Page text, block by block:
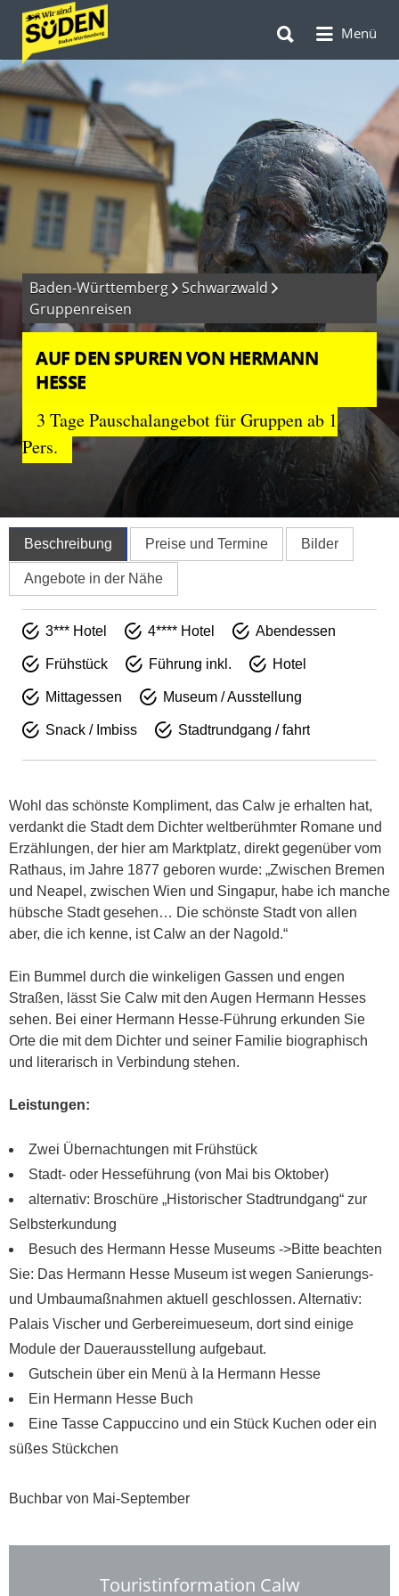
Suchen
nach:
Menü
Suchen
nach:
Baden-Württemberg
Schwarzwald
Gruppenreisen
AUF DEN SPUREN VON HERMANN
HESSE
3 Tage Pauschalangebot für Gruppen ab 1
Pers.
Beschreibung Preise und Termine Bilder
Angebote in der Nähe
3*** Hotel 4**** Hotel Abendessen
Frühstück Führung inkl. Hotel
Mittagessen Museum / Ausstellung
Snack / Imbiss Stadtrundgang / fahrt
Wohl das schönste Kompliment, das Calw je erhalten hat,
verdankt die Stadt dem Dichter weltberühmter Romane und
Erzählungen, der hier am Marktplatz, direkt gegenüber vom
Rathaus, im Jahre 1877 geboren wurde: „Zwischen Bremen
und Neapel, zwischen Wien und Singapur, habe ich manche
hübsche Stadt gesehen… Die schönste Stadt von allen
aber, die ich kenne, ist Calw an der Nagold.“
Ein Bummel durch die winkeligen Gassen und engen
Straßen, lässt Sie Calw mit den Augen Hermann Hesses
sehen. Bei einer Hermann Hesse-Führung erkunden Sie
Orte die mit dem Dichter und seiner Familie biographisch
und literarisch in Verbindung stehen.
Leistungen:
Zwei Übernachtungen mit Frühstück
Stadt- oder Hesseführung (von Mai bis Oktober)
alternativ: Broschüre „Historischer Stadtrundgang“ zur
Selbsterkundung
Besuch des Hermann Hesse Museums ->Bitte beachten
Sie: Das Hermann Hesse Museum ist wegen Sanierungs-
und Umbaumaßnahmen aktuell geschlossen. Alternativ:
Palais Vischer und Gerbereimueseum, dort sind einige
Module der Dauerausstellung aufgebaut.
Gutschein über ein Menü à la Hermann Hesse
Ein Hermann Hesse Buch
Eine Tasse Cappuccino und ein Stück Kuchen oder ein
süßes Stückchen
Buchbar von Mai-September
Touristinformation Calw